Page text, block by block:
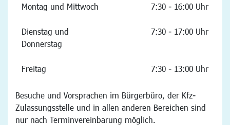
Montag und Mittwoch 7:30 - 16:00 Uhr
Dienstag und
Donnerstag
7:30 - 17:00 Uhr
Freitag 7:30 - 13:00 Uhr
Besuche und Vorsprachen im Bürgerbüro, der Kfz-
Zulassungsstelle und in allen anderen Bereichen sind
nur nach Terminvereinbarung möglich.